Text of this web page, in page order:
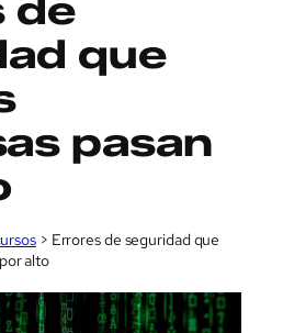
de
que
pasan
> Errores de seguridad que
alto